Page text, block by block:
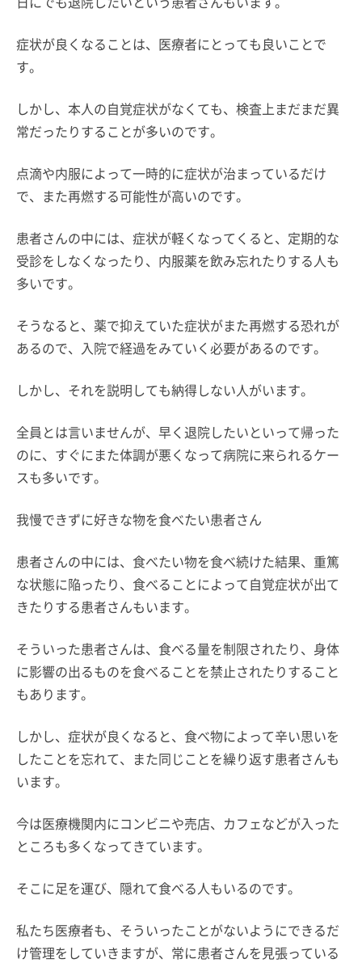
症状が良くなることは、医療者にとっても良いことで
す。
しかし、本人の自覚症状がなくても、検査上まだまだ異
常だったりすることが多いのです。
点滴や内服によって一時的に症状が治まっているだけ
で、また再燃する可能性が高いのです。
患者さんの中には、症状が軽くなってくると、定期的な
受診をしなくなったり、内服薬を飲み忘れたりする人も
多いです。
そうなると、薬で抑えていた症状がまた再燃する恐れが
あるので、入院で経過をみていく必要があるのです。
しかし、それを説明しても納得しない人がいます。
全員とは言いませんが、早く退院したいといって帰った
のに、すぐにまた体調が悪くなって病院に来られるケー
スも多いです。
我慢できずに好きな物を食べたい患者さん
患者さんの中には、食べたい物を食べ続けた結果、重篤
な状態に陥ったり、食べることによって自覚症状が出て
きたりする患者さんもいます。
そういった患者さんは、食べる量を制限されたり、身体
に影響の出るものを食べることを禁止されたりすること
もあります。
しかし、症状が良くなると、食べ物によって辛い思いを
したことを忘れて、また同じことを繰り返す患者さんも
います。
今は医療機関内にコンビニや売店、カフェなどが入った
ところも多くなってきています。
そこに足を運び、隠れて食べる人もいるのです。
私たち医療者も、そういったことがないようにできるだ
け管理をしていきますが、常に患者さんを見張っている